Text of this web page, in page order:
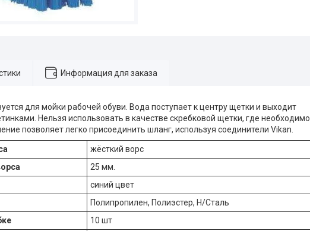
Информация для заказа
для мойки рабочей обуви. Вода поступает к центру щетки и выходит
Нельзя использовать в качестве скребковой щетки, где необходимо
позволяет легко присоединить шланг, используя соединители Vikan.
жёсткий ворс
25 мм.
синий цвет
Полипропилен, Полиэстер, Н/Сталь
10 шт